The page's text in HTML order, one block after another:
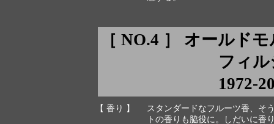
［ NO.4 ］ オールド
フィル
1972-
【 香り 】
スタンダードなフルーツ香、そ
トの香りも脇役に。しだいに香